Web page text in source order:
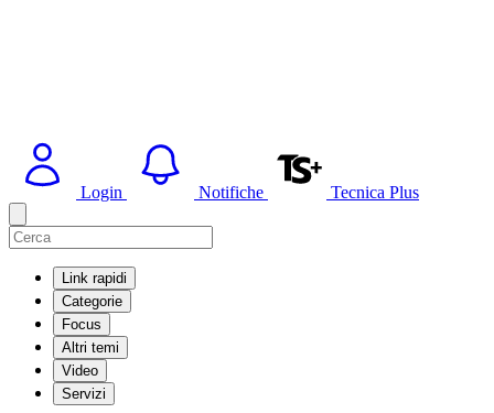
Login Notifiche Tecnica Plus
Link rapidi
Categorie
Focus
Altri temi
Video
Servizi